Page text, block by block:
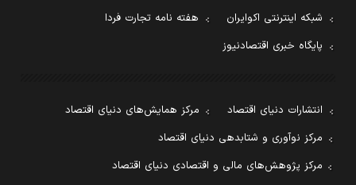
شبکه اینترنتی اکوایران
هفته نامه تجارت فردا
پایگاه خبری اقتصادنیوز
انتشارات دنیای اقتصاد
مرکز همایش‌های دنیای اقتصاد
مرکز نوآوری و شتابدهی دنیای اقتصاد
مرکز پژوهش‌های مالی و اقتصادی دنیای اقتصاد